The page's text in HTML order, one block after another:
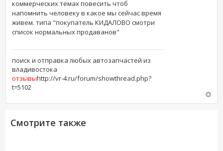
коммерческих темах повесить чтоб
напомнить человеку в какое мы сейчас время
живем. типа "покупатель КИДАЛОВО смотри
список нормальных продаванов"
поиск и отправка любых автозапчастей из
владивостока
отзывыhttp://vr-4.ru/forum/showthread.php?
t=5102
Смотрите также